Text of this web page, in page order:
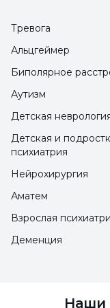
следственную
информации о
объяснить,
способы
взаимную
защиты
большей
Тревога
Альцгеймер
Биполярное
Аутизм
Детская
Детская и
психиатрия
Нейрохирургия
Аматем
Взрослая
Деменция
Наши